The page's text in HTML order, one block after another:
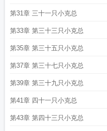
第31章 三十一只小克总
第33章 第三十三只小克总
第35章 第三十五只小克总
第37章 第三十七只小克总
第39章 第三十九只小克总
第41章 四十一只小克总
第43章 第四十三只小克总